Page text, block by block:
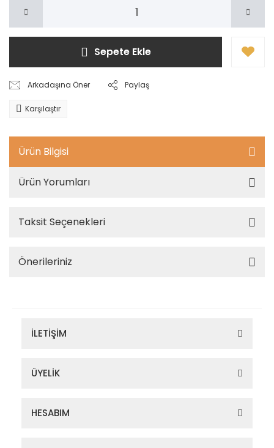
Sepete Ekle
Arkadaşına Öner Paylaş
Karşılaştır
Ürün Bilgisi
Ürün Yorumları
Taksit Seçenekleri
Önerileriniz
İLETİŞİM
ÜYELİK
HESABIM